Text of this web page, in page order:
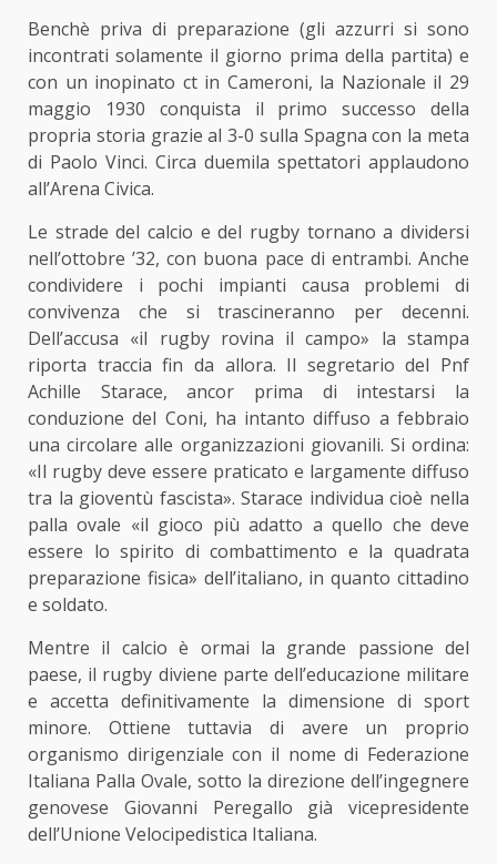
Benchè priva di preparazione (gli azzurri si sono
incontrati solamente il giorno prima della partita) e
con un inopinato ct in Cameroni, la Nazionale il 29
maggio 1930 conquista il primo successo della
propria storia grazie al 3-0 sulla Spagna con la meta
di Paolo Vinci. Circa duemila spettatori applaudono
all’Arena Civica.
Le strade del calcio e del rugby tornano a dividersi
nell’ottobre ’32, con buona pace di entrambi. Anche
condividere i pochi impianti causa problemi di
convivenza che si trascineranno per decenni.
Dell’accusa «il rugby rovina il campo» la stampa
riporta traccia fin da allora. Il segretario del Pnf
Achille Starace, ancor prima di intestarsi la
conduzione del Coni, ha intanto diffuso a febbraio
una circolare alle organizzazioni giovanili. Si ordina:
«Il rugby deve essere praticato e largamente diffuso
tra la gioventù fascista». Starace individua cioè nella
palla ovale «il gioco più adatto a quello che deve
essere lo spirito di combattimento e la quadrata
preparazione fisica» dell’italiano, in quanto cittadino
e soldato.
Mentre il calcio è ormai la grande passione del
paese, il rugby diviene parte dell’educazione militare
e accetta definitivamente la dimensione di sport
minore. Ottiene tuttavia di avere un proprio
organismo dirigenziale con il nome di Federazione
Italiana Palla Ovale, sotto la direzione dell’ingegnere
genovese Giovanni Peregallo già vicepresidente
dell’Unione Velocipedistica Italiana.